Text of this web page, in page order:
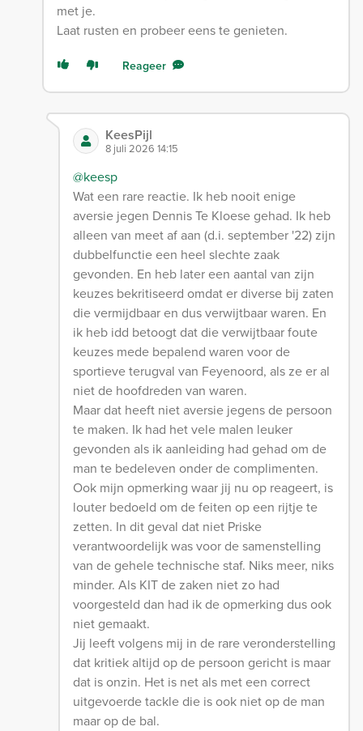
met je.
Laat rusten en probeer eens te genieten.
Reageer
KeesPijl
8 juli 2026 14:15
@keesp
Wat een rare reactie. Ik heb nooit enige
aversie jegen Dennis Te Kloese gehad. Ik heb
alleen van meet af aan (d.i. september '22) zijn
dubbelfunctie een heel slechte zaak
gevonden. En heb later een aantal van zijn
keuzes bekritiseerd omdat er diverse bij zaten
die vermijdbaar en dus verwijtbaar waren. En
ik heb idd betoogt dat die verwijtbaar foute
keuzes mede bepalend waren voor de
sportieve terugval van Feyenoord, als ze er al
niet de hoofdreden van waren.
Maar dat heeft niet aversie jegens de persoon
te maken. Ik had het vele malen leuker
gevonden als ik aanleiding had gehad om de
man te bedeleven onder de complimenten.
Ook mijn opmerking waar jij nu op reageert, is
louter bedoeld om de feiten op een rijtje te
zetten. In dit geval dat niet Priske
verantwoordelijk was voor de samenstelling
van de gehele technische staf. Niks meer, niks
minder. Als KIT de zaken niet zo had
voorgesteld dan had ik de opmerking dus ook
niet gemaakt.
Jij leeft volgens mij in de rare veronderstelling
dat kritiek altijd op de persoon gericht is maar
dat is onzin. Het is net als met een correct
uitgevoerde tackle die is ook niet op de man
maar op de bal.